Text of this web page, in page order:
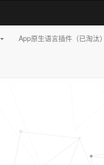
App原生语言插件（已淘汰）